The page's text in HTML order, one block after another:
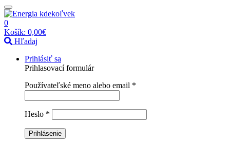
0
Košík: 0,00€
Hľadaj
Prihlásiť sa
Prihlasovací formulár
Používateľské meno alebo email *
Heslo *